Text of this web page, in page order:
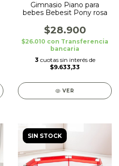
Gimnasio Piano para
bebes Bebesit Pony rosa
$28.900
$26.010 con Transferencia
bancaria
3 cuotas sin interés de
$9.633,33
VER
SIN STOCK